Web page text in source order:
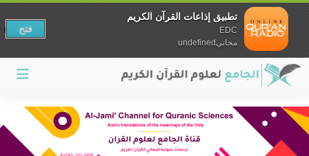
تطبيق إذاعات القرآن الكريم
EDC
مجانيundefined
فتح